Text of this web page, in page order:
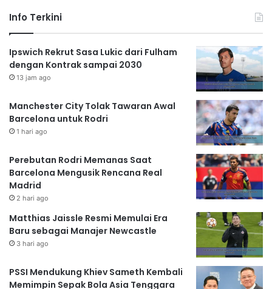
Info Terkini
Ipswich Rekrut Sasa Lukic dari Fulham
dengan Kontrak sampai 2030
13 jam ago
Manchester City Tolak Tawaran Awal
Barcelona untuk Rodri
1 hari ago
Perebutan Rodri Memanas Saat
Barcelona Mengusik Rencana Real
Madrid
2 hari ago
Matthias Jaissle Resmi Memulai Era
Baru sebagai Manajer Newcastle
3 hari ago
PSSI Mendukung Khiev Sameth Kembali
Memimpin Sepak Bola Asia Tenggara